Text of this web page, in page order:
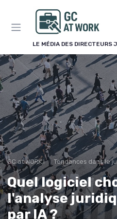
LE MÉDIA DES DIRECTEURS
GC at WORK ! Tendances dans le
Quel logiciel
l'analyse
par IA ?